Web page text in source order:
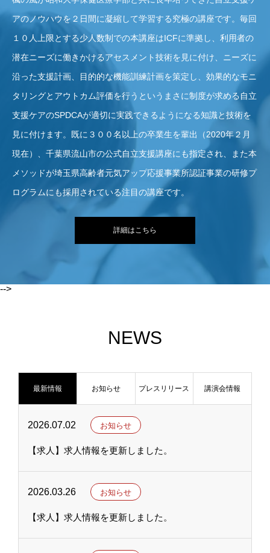
アのノウハウを２日間に凝縮して学習する究極の講座です。毎回
１０人上限とする少人数制での本講座はICFに準拠し、利用者の
潜在ニーズに働きかけるアセスメント技術を見に付け、ニーズに
沿った支援計画、目的的な機能訓練計画を策定し、効果的なモニ
タリングとアウトカム評価を行うというまさに制度が求める自立
支援ケアのSPDCAが適切に実践できるようになる知識と技術を
見に付けます。既に３００名以上の卒業生を輩出（2020年２月
現在）、千葉県流山市の公式自立支援講座にも指定され、また本
メソッドが埼玉県高齢者元気アップ応援事業所認証事業の研修プ
ログラムにも採用されている注目の講座です。
詳細はこちら
-->
NEWS
最新情報 お知らせ プレスリリース 講演会情報
2026.07.02 お知らせ
【求人】求人情報を更新しました。
2026.03.26 お知らせ
【求人】求人情報を更新しました。